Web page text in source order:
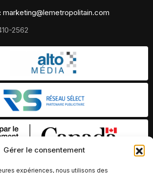
Gérer le consentement
expériences, nous utilisons des
marketing@lemetropolitain.com
2562